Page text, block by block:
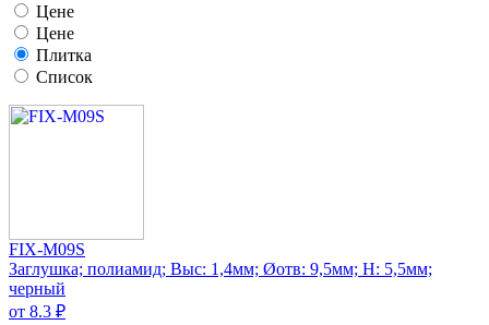
Цене
Цене
Плитка
Список
FIX-M09S
Заглушка; полиамид; Выс: 1,4мм; Øотв: 9,5мм; H: 5,5мм;
черный
от 8.3 ₽